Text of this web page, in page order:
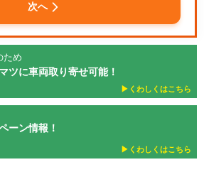
次へ
ため
ツに車両取り寄せ可能！
▶︎くわしくはこちら
ーン情報！
▶︎くわしくはこちら